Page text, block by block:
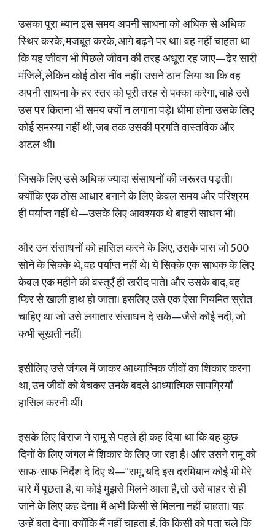
उसका पूरा ध्यान इस समय अपनी साधना को अधिक से अधिक
स्थिर करके, मजबूत करके, आगे बढ़ने पर था। वह नहीं चाहता था
कि यह जीवन भी पिछले जीवन की तरह अधूरा रह जाए—ढेर सारी
मंजिलें, लेकिन कोई ठोस नींव नहीं। उसने ठान लिया था कि वह
अपनी साधना के हर स्तर को पूरी तरह से पक्का करेगा, चाहे उसे
उस पर कितना भी समय क्यों न लगाना पड़े। धीमा होना उसके लिए
कोई समस्या नहीं थी, जब तक उसकी प्रगति वास्तविक और
अटल थी।
जिसके लिए उसे अधिक ज्यादा संसाधनों की जरूरत पड़ती।
क्योंकि एक ठोस आधार बनाने के लिए केवल समय और परिश्रम
ही पर्याप्त नहीं थे—उसके लिए आवश्यक थे बाहरी साधन भी।
और उन संसाधनों को हासिल करने के लिए, उसके पास जो 500
सोने के सिक्के थे, वह पर्याप्त नहीं थे। ये सिक्के एक साधक के लिए
केवल एक महीने की वस्तुएँ ही खरीद पाते। और उसके बाद, वह
फिर से खाली हाथ हो जाता। इसलिए उसे एक ऐसा नियमित स्रोत
चाहिए था जो उसे लगातार संसाधन दे सके—जैसे कोई नदी, जो
कभी सूखती नहीं।
इसीलिए उसे जंगल में जाकर आध्यात्मिक जीवों का शिकार करना
था, उन जीवों को बेचकर उनके बदले आध्यात्मिक सामग्रियाँ
हासिल करनी थीं।
इसके लिए विराज ने रामू से पहले ही कह दिया था कि वह कुछ
दिनों के लिए जंगल में शिकार के लिए जा रहा है। और उसने रामू को
साफ-साफ निर्देश दे दिए थे—"रामू, यदि इस दरमियान कोई भी मेरे
बारे में पूछता है, या कोई मुझसे मिलने आता है, तो उसे बाहर से ही
जाने के लिए कह देना। मैं अभी किसी से मिलना नहीं चाहता। यह